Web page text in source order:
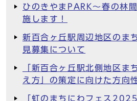
ひのきやまPARK～春の林
施します！
新百合ヶ丘駅周辺地区のま
見募集について
「新百合ヶ丘駅北側地区ま
え方」の策定に向けた方向
「虹のまちにわフェス